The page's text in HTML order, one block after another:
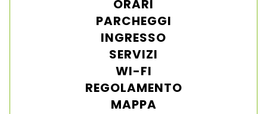
ORARI
PARCHEGGI
INGRESSO
SERVIZI
WI-FI
REGOLAMENTO
MAPPA